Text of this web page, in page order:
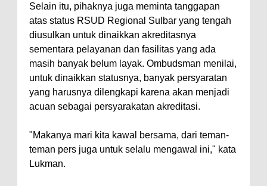
Selain itu, pihaknya juga meminta tanggapan
atas status RSUD Regional Sulbar yang tengah
diusulkan untuk dinaikkan akreditasnya
sementara pelayanan dan fasilitas yang ada
masih banyak belum layak. Ombudsman menilai,
untuk dinaikkan statusnya, banyak persyaratan
yang harusnya dilengkapi karena akan menjadi
acuan sebagai persyarakatan akreditasi.
"Makanya mari kita kawal bersama, dari teman-
teman pers juga untuk selalu mengawal ini," kata
Lukman.